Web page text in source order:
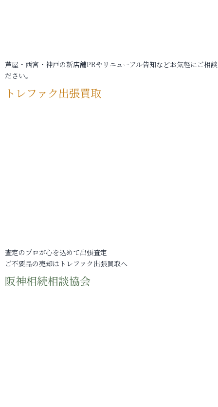
芦屋・西宮・神戸の新店舗PRやリニューアル告知などお気軽にご相
ださい。
トレファク出張買取
査定のプロが心を込めて出張査定
ご不要品の売却はトレファク出張買取へ
阪神相続相談協会